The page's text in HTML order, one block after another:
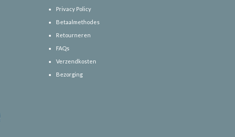
Privacy Policy
Betaalmethodes
Retourneren
FAQs
Verzendkosten
Bezorging